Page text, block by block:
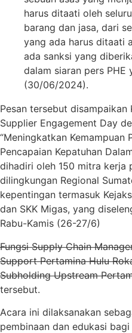
harus ditaati oleh
barang dan jasa, dari
yang ada harus ditaati
ada sanksi yang
dalam siaran pers PHE
(30/06/2024).
Pesan tersebut disampaikan
Supplier Engagement Day
“Meningkatkan Kemampuan
Pencapaian Kepatuhan
dihadiri oleh 150 mitra kerja
dilingkungan Regional
kepentingan termasuk
dan SKK Migas, yang
Rabu-Kamis (26-27/6)
Fungsi Supply Chain
Support Pertamina Hulu
Subholding Upstream
tersebut.
Acara ini dilaksanakan
pembinaan dan edukasi